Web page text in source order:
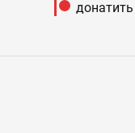
донатить